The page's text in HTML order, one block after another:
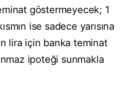
göstermeyecek; 1
ise sadece yarısına
lira için banka teminat
ipoteği sunmakla